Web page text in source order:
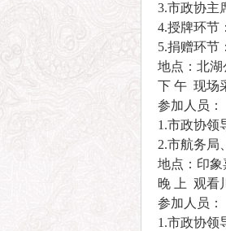
3.市政协主
4.授牌环节
5.捐赠环节
地点：北湖
下 午 现场
参加人员：
1.市政协领
2.市航务局
地点：印象
晚 上 观看
参加人员：
1.市政协领